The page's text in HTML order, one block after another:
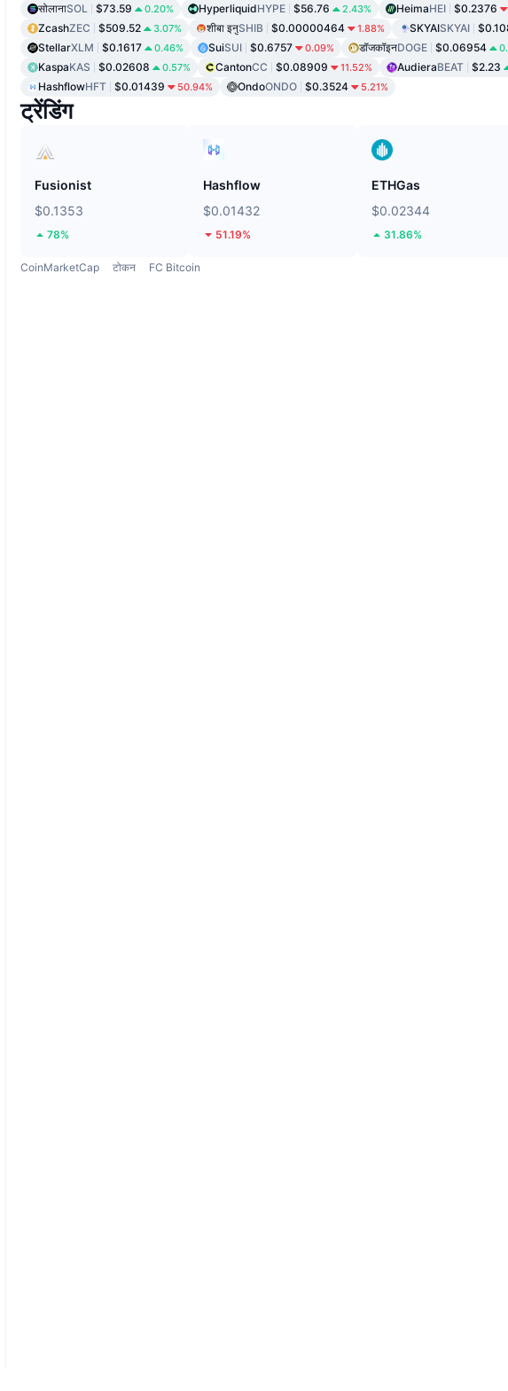
सोलानाSOL $73.59 0.20% HyperliquidHYPE $56.76 2.43% HeimaHEI $0.2376
ZcashZEC $509.52 3.07% शीबा इनुSHIB $0.00000464 1.88% SKYAISKYAI
StellarXLM $0.1617 0.46% SuiSUI $0.6757 0.09% डॉजकॉइनDOGE $0.06954
KaspaKAS $0.02608 0.57% CantonCC $0.08909 11.52% AudieraBEAT $2.23
HashflowHFT $0.01439 50.94% OndoONDO $0.3524 5.21%
ट्रेंडिंग
Fusionist
$0.1353
78%
Hashflow
$0.01432
51.19%
ETHGas
$0.02344
31.86%
CoinMarketCap टोकन FC Bitcoin